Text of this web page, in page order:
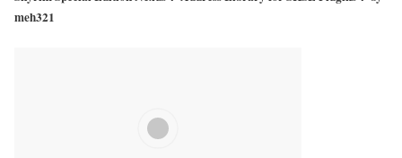
meh321